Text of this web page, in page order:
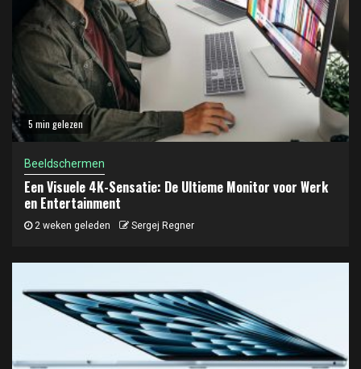
5 min gelezen
Beeldschermen
Een Visuele 4K-Sensatie: De Ultieme Monitor voor Werk
en Entertainment
2 weken geleden Sergej Regner